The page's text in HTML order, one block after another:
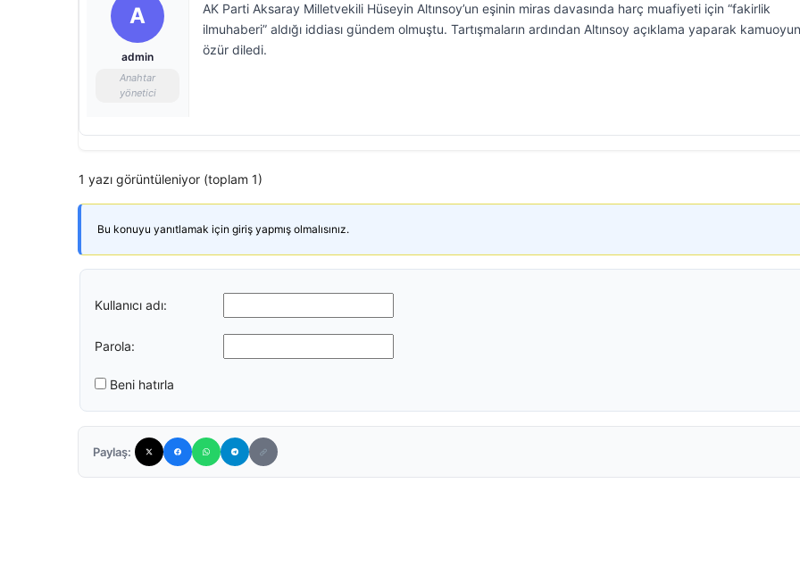
A
admin
Anahtar
yönetici
AK Parti Aksaray Milletvekili Hüseyin Altınsoy’un eşinin miras davasında harç muafiyeti için “fakirlik
ilmuhaberi” aldığı iddiası gündem olmuştu. Tartışmaların ardından Altınsoy açıklama yaparak
özür diledi.
1 yazı görüntüleniyor (toplam 1)
Bu konuyu yanıtlamak için giriş yapmış olmalısınız.
Kullanıcı adı:
Parola:
Beni hatırla
Paylaş: